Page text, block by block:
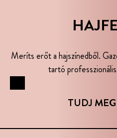
Meríts erőt a hajszínedből.
tartó
TUDJ